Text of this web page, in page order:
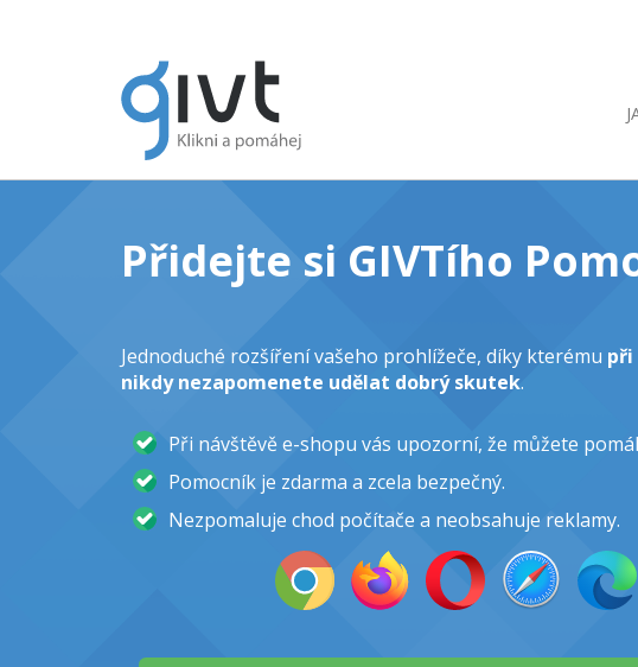
Přidejte si GIVTího
Jednoduché rozšíření vašeho prohlížeče, díky kterému při
nikdy nezapomenete udělat dobrý skutek.
Při návštěvě e-shopu vás upozorní, že můžete
Pomocník je zdarma a zcela bezpečný.
Nezpomaluje chod počítače a neobsahuje reklamy.